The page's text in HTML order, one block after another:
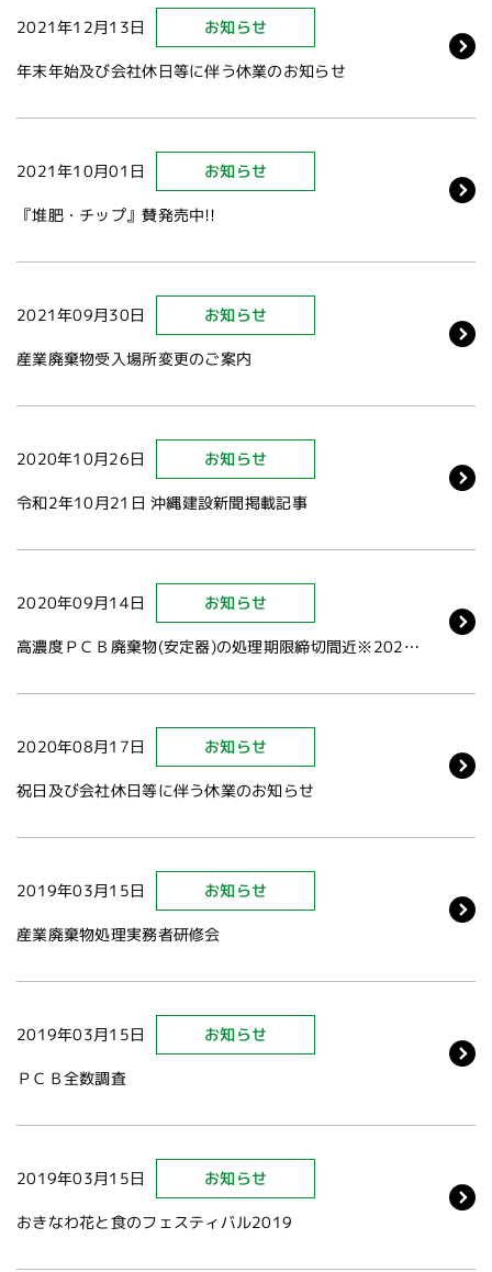
2021年12月13日 お知らせ
年末年始及び会社休日等に伴う休業のお知らせ
2021年10月01日 お知らせ
『堆肥・チップ』賛発売中!!
2021年09月30日 お知らせ
産業廃棄物受入場所変更のご案内
2020年10月26日 お知らせ
令和2年10月21日 沖縄建設新聞掲載記事
2020年09月14日 お知らせ
高濃度ＰＣＢ廃棄物(安定器)の処理期限締切間近※2021年3月31日まで
2020年08月17日 お知らせ
祝日及び会社休日等に伴う休業のお知らせ
2019年03月15日 お知らせ
産業廃棄物処理実務者研修会
2019年03月15日 お知らせ
ＰＣＢ全数調査
2019年03月15日 お知らせ
おきなわ花と食のフェスティバル2019